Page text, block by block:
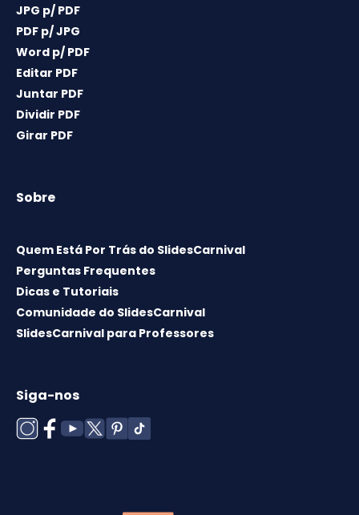
JPG p/ PDF
PDF p/ JPG
Word p/ PDF
Editar PDF
Juntar PDF
Dividir PDF
Girar PDF
Sobre
Quem Está Por Trás do SlidesCarnival
Perguntas Frequentes
Dicas e Tutoriais
Comunidade do SlidesCarnival
SlidesCarnival para Professores
Siga-nos